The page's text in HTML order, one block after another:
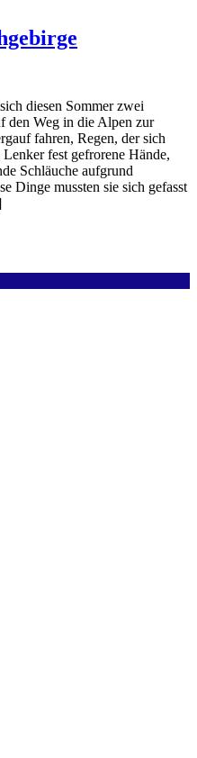
diesen Sommer zwei
den Weg in die Alpen zur
fahren, Regen, der sich
fest gefrorene Hände,
Schläuche aufgrund
Dinge mussten sie sich gefasst